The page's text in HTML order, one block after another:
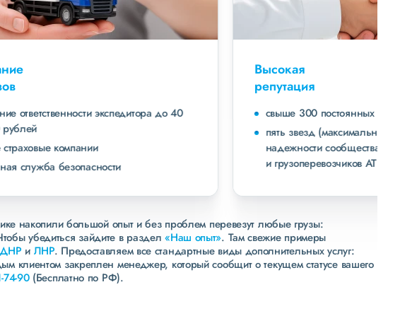
до 40
свыше 300 постоянных клиентов
пять звезд (максимальная оценка) в рейтинге
надежности сообщества транспортных компаний
и грузоперевозчиков АТИ
накопили большой опыт и без проблем перевезут любые грузы:
убедиться зайдите в раздел«Наш опыт». Там свежие примеры
ДНР и ЛНР. Предоставляем все стандартные виды дополнительных услуг:
клиентом закреплен менеджер, который сообщит о текущем статусе вашего
90(Бесплатно по РФ).